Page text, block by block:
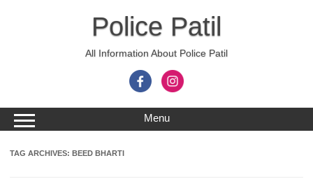
Police Patil
All Information About Police Patil
Menu
TAG ARCHIVES: BEED BHARTI